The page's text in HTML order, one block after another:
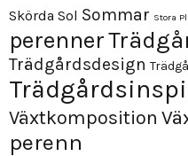
Skörda Sol Sommar Stora
perenner
Trädgårdsdesign
Växtkomposition
perenn